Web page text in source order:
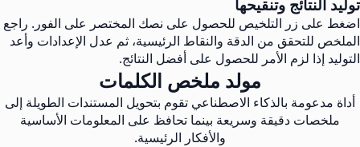
توليد النتائج وتنقيحها
اضغط على زر التلخيص للحصول على نصك المختصر على الفور. راجع
الملخص للتحقق من الدقة والنقاط الرئيسية، ثم عدل الإعدادات وأعد
التوليد إذا لزم الأمر للحصول على أفضل النتائج.
مولد ملخص الكلمات
أداة مدعومة بالذكاء الاصطناعي تقوم بتحويل المستندات الطويلة إلى
ملخصات دقيقة وسريعة بينما تحافظ على المعلومات الأساسية
والأفكار الرئيسية.